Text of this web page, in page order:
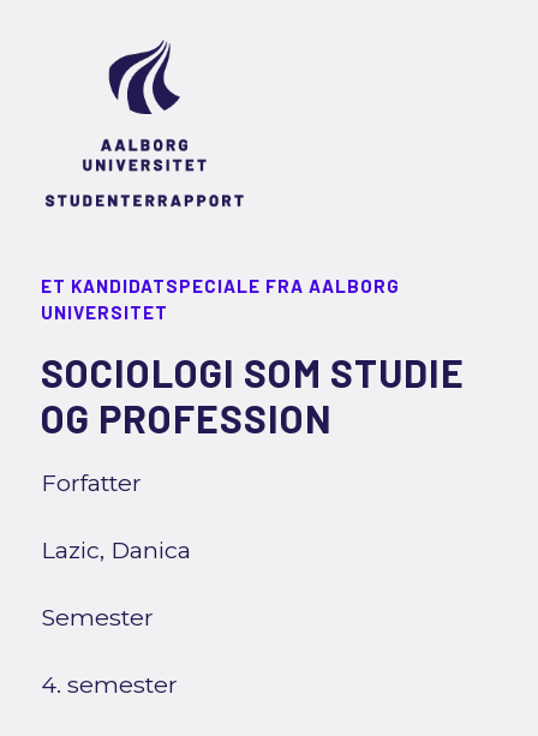
ET KANDIDATSPECIALE FRA AALBORG
UNIVERSITET
SOCIOLOGI SOM STUDIE
OG PROFESSION
Forfatter
Lazic, Danica
Semester
4. semester